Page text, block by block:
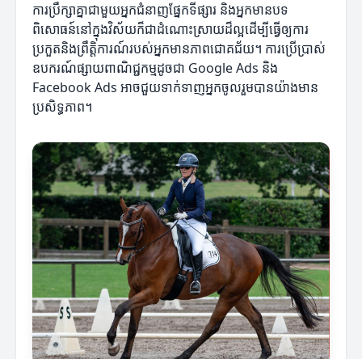
ការប្រឹក្សាគ្នាជាមួយអ្នកជំនាញផ្នែកទីផ្សារ និងអ្នកមានបទ
ពិសោធន៍នៅក្នុងវិស័យក៏ជាដំណោះស្រាយដ៏ល្អដើម្បីធ្វើឲ្យការ
ប្រកួតនិងព្រឹត្តិការណ៍របស់អ្នកមានភាពជោគជ័យ។ ការប្រើប្រាស់
ឧបករណ៍ផ្សាយពាណិជ្ជកម្មដូចជា Google Ads និង
Facebook Ads អាចជួយទាក់ទាញអ្នកចូលរួមបានយ៉ាងមាន
ប្រសិទ្ធភាព។